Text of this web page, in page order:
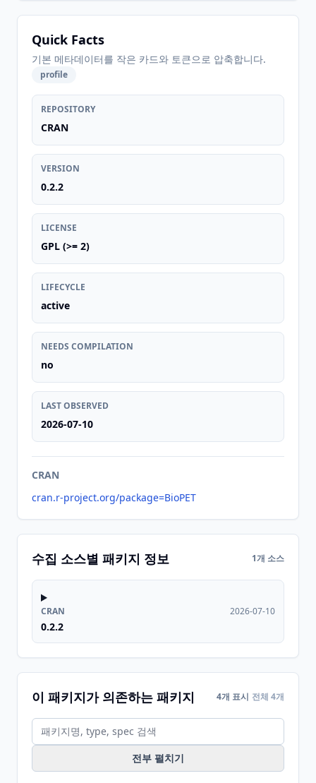
Quick Facts
기본 메타데이터를 작은 카드와 토큰으로 압축합니다.
profile
REPOSITORY
CRAN
VERSION
0.2.2
LICENSE
GPL (>= 2)
LIFECYCLE
active
NEEDS COMPILATION
no
LAST OBSERVED
2026-07-10
CRAN
cran.r-project.org/package=BioPET
수집 소스별 패키지 정보 1개 소스
CRAN
0.2.2
2026-07-10
이 패키지가 의존하는 패키지 4개 표시 전체 4개
전부 펼치기